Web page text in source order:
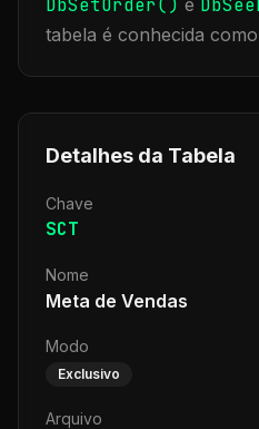
DbSetOrder() e
tabela é conhecida
Detalhes da Tabela
Chave
SCT
Nome
Meta de Vendas
Modo
Exclusivo
Arquivo